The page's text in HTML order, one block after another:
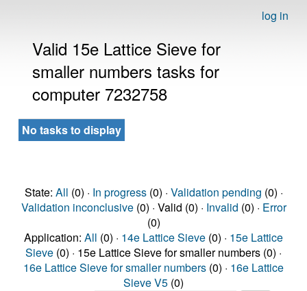
log in
Valid 15e Lattice Sieve for
smaller numbers tasks for
computer 7232758
No tasks to display
State: All (0) · In progress(0) · Validation pending (0) ·
Validation inconclusive(0) · Valid (0) · Invalid (0) · Error
(0)
Application: All (0) · 14e Lattice Sieve (0) · 15e Lattice
Sieve (0) · 15e Lattice Sieve for smaller numbers (0) ·
16e Lattice Sieve for smaller numbers (0) · 16e Lattice
Sieve V5 (0)